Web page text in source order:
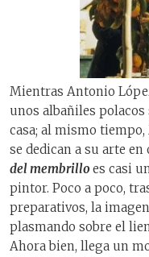
Mientras Antonio
unos albañiles
casa; al mismo
se dedican a su arte en
del membrilloes casi
pintor. Poco a poco,
preparativos, la
plasmando sobre el
Ahora bien, llega un